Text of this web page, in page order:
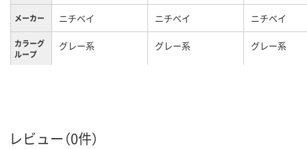
メーカー ニチベイ ニチベイ ニチベイ
カラーグ
ループ
グレー系 グレー系 グレー系
レビュー（0件）